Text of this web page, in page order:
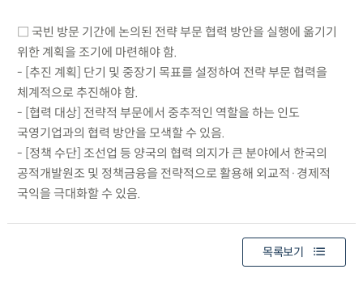
□ 국빈 방문 기간에 논의된 전략 부문 협력 방안을 실행에 옮기기
위한 계획을 조기에 마련해야 함.
- [추진 계획] 단기 및 중장기 목표를 설정하여 전략 부문 협력을
체계적으로 추진해야 함.
- [협력 대상] 전략적 부문에서 중추적인 역할을 하는 인도
국영기업과의 협력 방안을 모색할 수 있음.
- [정책 수단] 조선업 등 양국의 협력 의지가 큰 분야에서 한국의
공적개발원조 및 정책금융을 전략적으로 활용해 외교적·경제적
국익을 극대화할 수 있음.
목록보기